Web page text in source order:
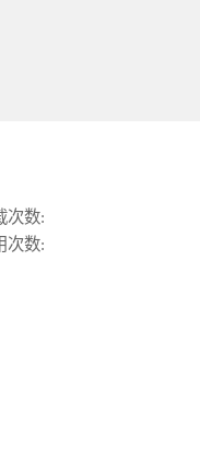
次数:
次数: